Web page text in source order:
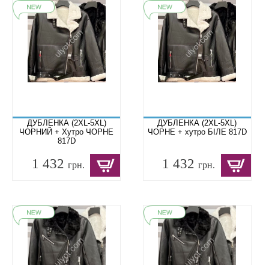
ДУБЛЕНКА (2XL-5XL)
ЧОРНИЙ + Хутро ЧОРНЕ
817D
1 432 грн.
ДУБЛЕНКА (2XL-5XL)
ЧОРНЕ + хутро БІЛЕ 817D
1 432грн.